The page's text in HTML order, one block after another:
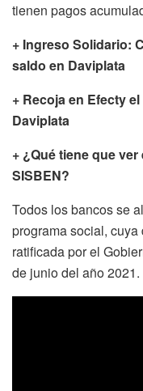
tienen pagos
+ Ingreso Solidario:
saldo en Daviplata
+ Recoja en Efecty
Daviplata
+ ¿Qué tiene que
SISBEN?
Todos los bancos se
programa social,
ratificada por el
de junio del año 2021.